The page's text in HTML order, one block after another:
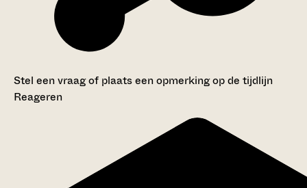
Stel een vraag of plaats een opmerking op de tijdlijn
Reageren